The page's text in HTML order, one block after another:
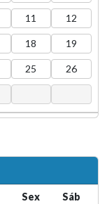
11 12
18 19
25 26
Sex Sáb